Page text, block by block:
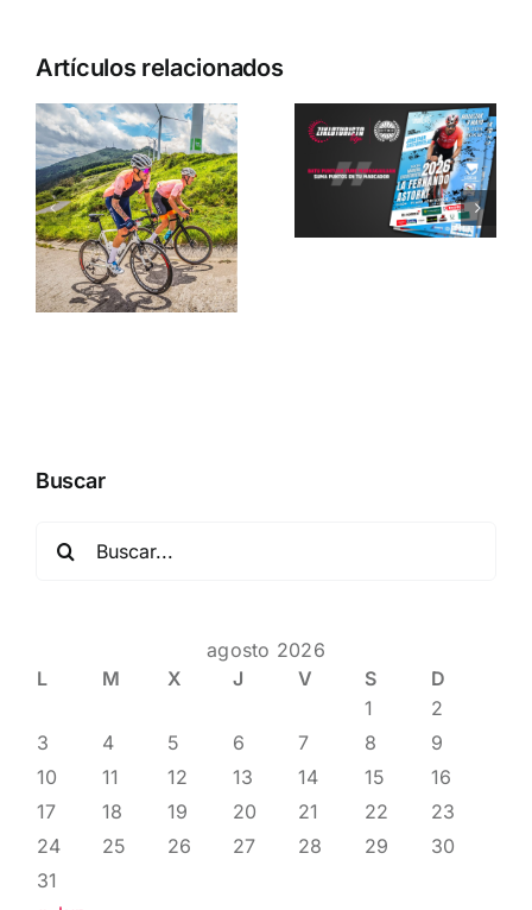
Artículos relacionados
El Reto Oiz
Erronka
toma el
relevo en la
Zikloturista
Liga 2026
Astorki
2026: 90
km clave
en el
calendario
Buscar
agosto 2026
L
M X J V S
D
1
2
3
4 5 6 7 8
9
10
11 12 13 14 15
16
17
18 19 20 21 22
23
24
25 26 27 28 29
30
31